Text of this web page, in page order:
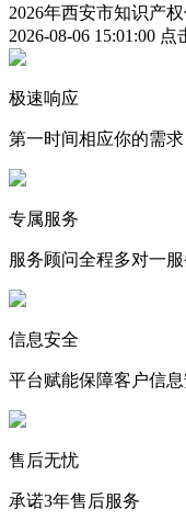
2026年西安市知识产
2026-08-06 15:01:00 点
极速响应
第一时间相应你的需求
专属服务
服务顾问全程多对一
信息安全
平台赋能保障客户信
售后无忧
承诺3年售后服务